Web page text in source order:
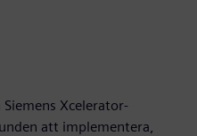
Xcelerator-
att implementera,